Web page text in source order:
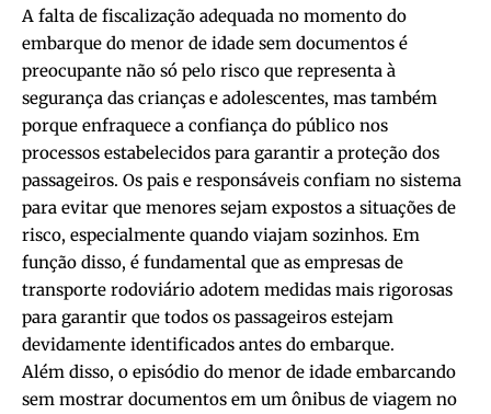
A falta de fiscalização adequada no momento do
embarque do menor de idade sem documentos é
preocupante não só pelo risco que representa à
segurança das crianças e adolescentes, mas também
porque enfraquece a confiança do público nos
processos estabelecidos para garantir a proteção dos
passageiros. Os pais e responsáveis confiam no sistema
para evitar que menores sejam expostos a situações de
risco, especialmente quando viajam sozinhos. Em
função disso, é fundamental que as empresas de
transporte rodoviário adotem medidas mais rigorosas
para garantir que todos os passageiros estejam
devidamente identificados antes do embarque.
Além disso, o episódio do menor de idade embarcando
sem mostrar documentos em um ônibus de viagem no